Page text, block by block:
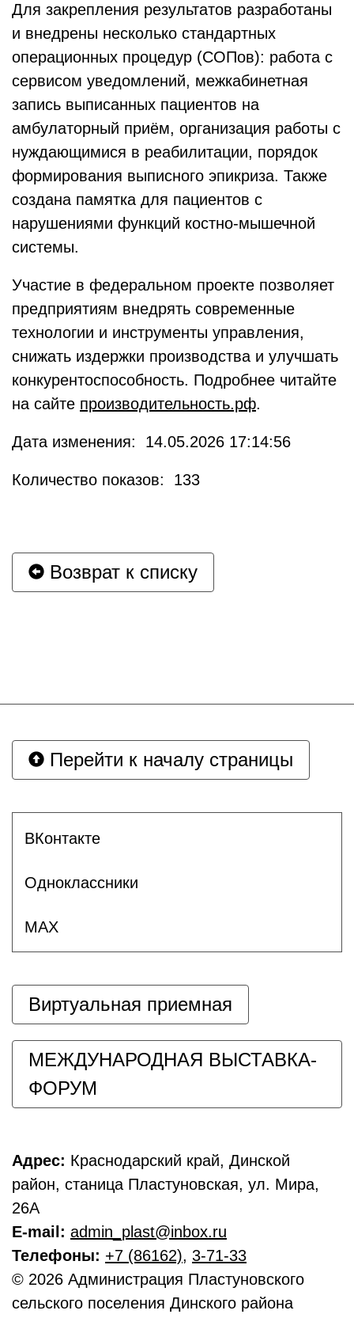
Для закрепления результатов разработаны
и внедрены несколько стандартных
операционных процедур (СОПов): работа с
сервисом уведомлений, межкабинетная
запись выписанных пациентов на
амбулаторный приём, организация работы с
нуждающимися в реабилитации, порядок
формирования выписного эпикриза. Также
создана памятка для пациентов с
нарушениями функций костно-мышечной
системы.
Участие в федеральном проекте позволяет
предприятиям внедрять современные
технологии и инструменты управления,
снижать издержки производства и улучшать
конкурентоспособность. Подробнее читайте
на сайте производительность.рф.
Дата изменения: 14.05.2026 17:14:56
Количество показов: 133
Возврат к списку
Перейти к началу страницы
ВКонтакте
Одноклассники
MAX
Виртуальная приемная
МЕЖДУНАРОДНАЯ ВЫСТАВКА-
ФОРУМ
Адрес: Краснодарский край, Динской
район, станица Пластуновская, ул. Мира,
26А
E-mail: admin_plast@inbox.ru
Телефоны: +7 (86162), 3-71-33
© 2026 Администрация Пластуновского
сельского поселения Динского района